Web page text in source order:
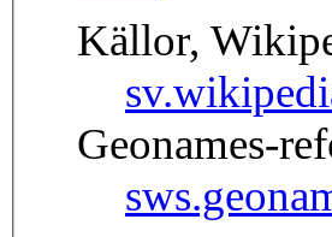
Källor,
Geonames-